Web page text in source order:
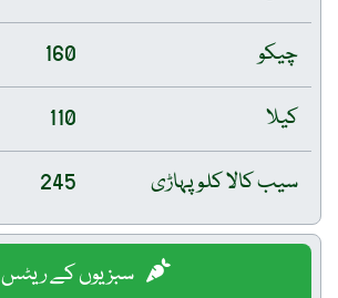
چیکو
160
کیلا
110
سیب کالا کلو پہاڑی
245
سبزیوں کے ریٹس